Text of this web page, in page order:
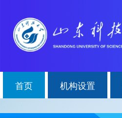
首页 机构设置